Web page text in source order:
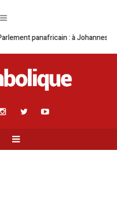
: à Johannesburg, Aimé Boji